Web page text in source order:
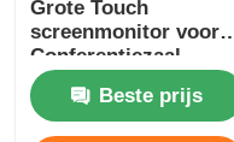
Grote Touch
screenmonitor voor
Conferentiezaal
ROHS FCC
Beste prijs